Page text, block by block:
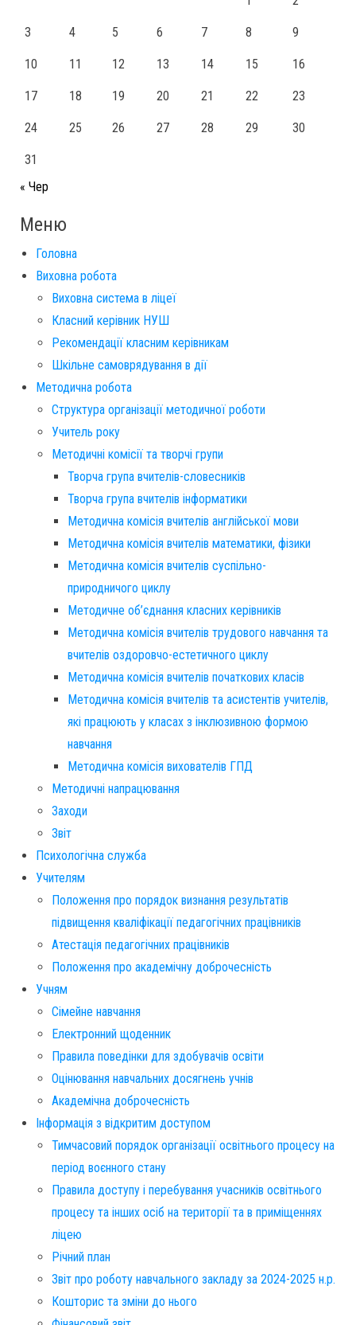
3 4 5 6 7 8 9
10 11 12 13 14 15 16
17 18 19 20 21 22 23
24 25 26 27 28 29 30
31
« Чер
Меню
Головна
Виховна робота
Виховна система в ліцеї
Класний керівник НУШ
Рекомендації класним керівникам
Шкільне самоврядування в дії
Методична робота
Структура організації методичної роботи
Учитель року
Методичні комісії та творчі групи
Творча група вчителів-словесників
Творча група вчителів інформатики
Методична комісія вчителів англійської мови
Методична комісія вчителів математики, фізики
Методична комісія вчителів суспільно-
природничого циклу
Методичне об’єднання класних керівників
Методична комісія вчителів трудового навчання та
вчителів оздоровчо-естетичного циклу
Методична комісія вчителів початкових класів
Методична комісія вчителів та асистентів учителів,
які працюють у класах з інклюзивною формою
навчання
Методична комісія вихователів ГПД
Методичні напрацювання
Заходи
Звіт
Психологічна служба
Учителям
Положення про порядок визнання результатів
підвищення кваліфікації педагогічних працівників
Атестація педагогічних працівників
Положення про академічну доброчесність
Учням
Сімейне навчання
Електронний щоденник
Правила поведінки для здобувачів освіти
Оцінювання навчальних досягнень учнів
Академічна доброчесність
Інформація з відкритим доступом
Тимчасовий порядок організації освітнього процесу на
період воєнного стану
Правила доступу і перебування учасників освітнього
процесу та інших осіб на території та в приміщеннях
ліцею
Річний план
Звіт про роботу навчального закладу за 2024-2025 н.р.
Кошторис та зміни до нього